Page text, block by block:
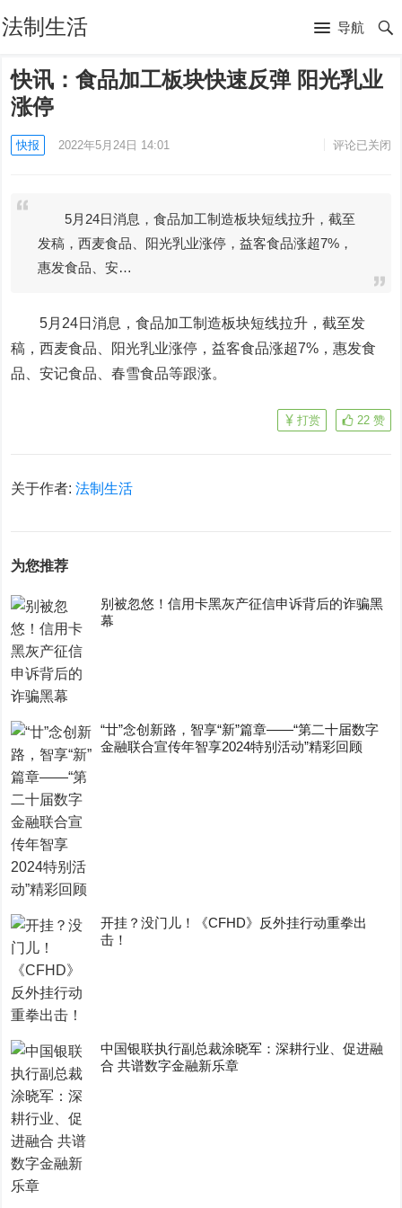
法制生活 导航
快讯：食品加工板块快速反弹 阳光乳业
涨停
快报 2022年5月24日 14:01 评论已关闭
5月24日消息，食品加工制造板块短线拉升，截至
发稿，西麦食品、阳光乳业涨停，益客食品涨超7%，
惠发食品、安…
5月24日消息，食品加工制造板块短线拉升，截至发
稿，西麦食品 阳光乳业涨停，益客食品涨超7%，惠发食
品 、安记食品 、春雪食品等跟涨。
22 赞
打赏
关于作者:法制生活
为您推荐
别被忽悠！信用卡黑灰产征信申诉背后的诈骗黑
幕
“廿”念创新路，智享“新”篇章——“第二十届数字
金融联合宣传年智享2024特别活动”精彩回顾
开挂？没门儿！《CFHD》反外挂行动重拳出
击！
中国银联执行副总裁涂晓军：深耕行业、促进融
合 共谱数字金融新乐章